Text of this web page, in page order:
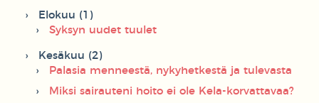
Elokuu (1)
Syksyn uudet tuulet
Kesäkuu (2)
Palasia menneestä, nykyhetkestä ja tulevasta
Miksi sairauteni hoito ei ole Kela-korvattavaa?